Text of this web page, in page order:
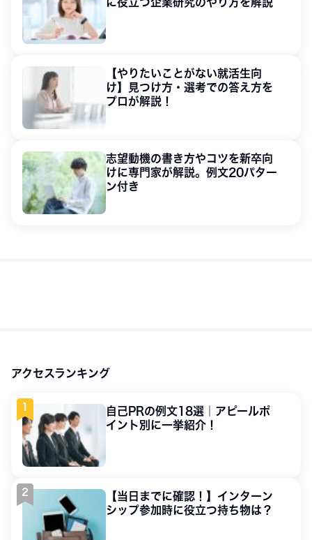
【やりたいことがない就活生向
け】見つけ方・選考での答え方を
プロが解説！
志望動機の書き方やコツを新卒向
けに専門家が解説。例文20パター
ン付き
アクセスランキング
自己PRの例文18選｜アピールポ
イント別に一挙紹介！
【当日までに確認！】インターン
シップ参加時に役立つ持ち物は？